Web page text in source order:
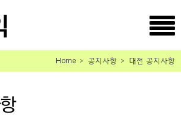
Home ＞ 공지사항 ＞ 대전 공지사항